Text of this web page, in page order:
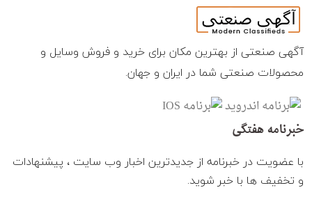
آگهی صنعتی از بهترین مکان برای خرید و فروش وسایل و
محصولات صنعتی شما در ایران و جهان.
خبرنامه هفتگی
با عضویت در خبرنامه از جدیدترین اخبار وب سایت ، پیشنهادات
و تخفیف ها با خبر شوید.